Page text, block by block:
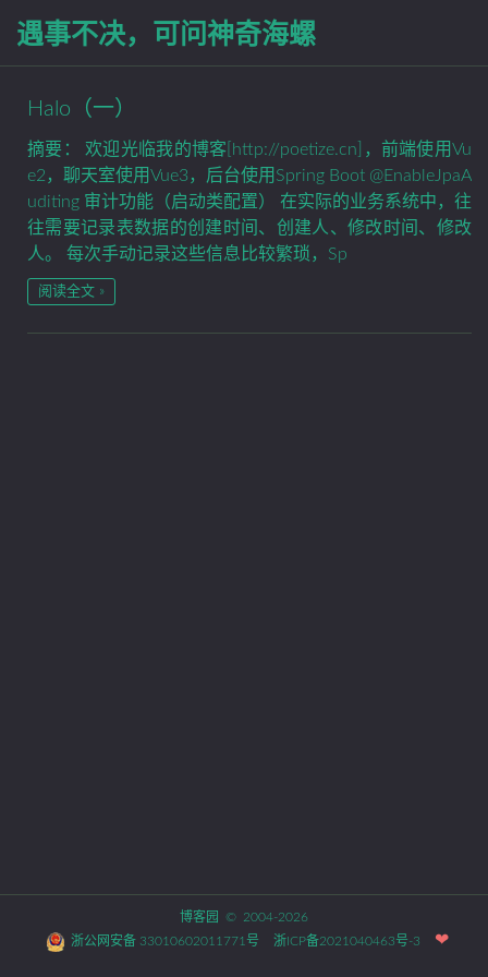
遇事不决，可问神奇海螺
Halo（一）
摘要： 欢迎光临我的博客[http://poetize.cn]，前端使用Vu
e2，聊天室使用Vue3，后台使用Spring Boot @EnableJpaA
uditing 审计功能（启动类配置） 在实际的业务系统中，往
往需要记录表数据的创建时间、创建人、修改时间、修改
人。 每次手动记录这些信息比较繁琐，Sp
阅读全文
博客园
© 2004-2026
浙公网安备 33010602011771号
浙ICP备2021040463号-3